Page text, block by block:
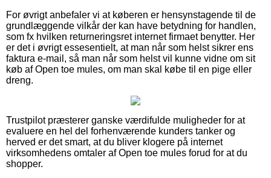
For øvrigt anbefaler vi at køberen er hensynstagende til de
grundlæggende vilkår der kan have betydning for handlen,
som fx hvilken returneringsret internet firmaet benytter. Her
er det i øvrigt essesentielt, at man når som helst sikrer ens
faktura e-mail, så man når som helst vil kunne vidne om sit
køb af Open toe mules, om man skal købe til en pige eller
dreng.
Trustpilot præsterer ganske værdifulde muligheder for at
evaluere en hel del forhenværende kunders tanker og
herved er det smart, at du bliver klogere på internet
virksomhedens omtaler af Open toe mules forud for at du
shopper.